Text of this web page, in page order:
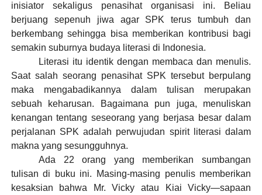
inisiator sekaligus penasihat organisasi ini. Beliau
berjuang sepenuh jiwa agar SPK terus tumbuh dan
berkembang sehingga bisa memberikan kontribusi bagi
semakin suburnya budaya literasi di Indonesia.
Literasi itu identik dengan membaca dan menulis.
Saat salah seorang penasihat SPK tersebut berpulang
maka mengabadikannya dalam tulisan merupakan
sebuah keharusan. Bagaimana pun juga, menuliskan
kenangan tentang seseorang yang berjasa besar dalam
perjalanan SPK adalah perwujudan spirit literasi dalam
makna yang sesungguhnya.
Ada 22 orang yang memberikan sumbangan
tulisan di buku ini. Masing-masing penulis memberikan
kesaksian bahwa Mr. Vicky atau Kiai Vicky—sapaan